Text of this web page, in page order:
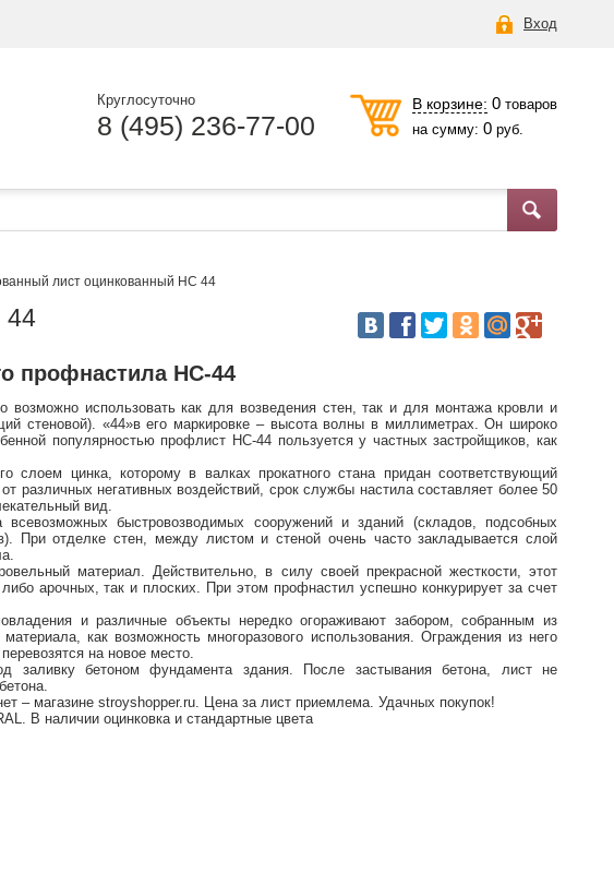
Вход
Круглосуточно
8 (495) 236-77-00
В корзине: 0 товаров
на сумму: 0 руб.
лист оцинкованный НС 44
44
профнастила НС-44
использовать как для возведения стен, так и для монтажа кровли и
стеновой). «44»в его маркировке – высота волны в миллиметрах. Он широко
популярностью профлист НС-44 пользуется у частных застройщиков, как
слоем цинка, которому в валках прокатного стана придан соответствующий
негативных воздействий, срок службы настила составляет более 50
вид.
быстровозводимых сооружений и зданий (складов, подсобных
При отделке стен, между листом и стеной очень часто закладывается слой
материал. Действительно, в силу своей прекрасной жесткости, этот
арочных, так и плоских. При этом профнастил успешно конкурирует за счет
и различные объекты нередко огораживают забором, собранным из
как возможность многоразового использования. Ограждения из него
на новое место.
заливку бетоном фундамента здания. После застывания бетона, лист не
– магазине stroyshopper.ru. Цена за лист приемлема. Удачных покупок!
В наличии оцинковка и стандартные цвета